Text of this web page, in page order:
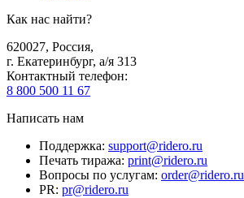
Как нас найти?
620027, Россия,
г. Екатеринбург, а/я 313
Контактный телефон:
8 800 500 11 67
Написать нам
Поддержка: support@ridero.ru
Печать тиража: print@ridero.ru
Вопросы по услугам: order@ridero.ru
PR: pr@ridero.ru